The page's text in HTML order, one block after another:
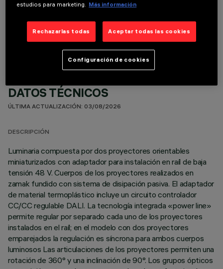
COMPONENTES OPCIONALES
DATOS TÉCNICOS
ÚLTIMA ACTUALIZACIÓN: 03/08/2026
DESCRIPCIÓN
Luminaria compuesta por dos proyectores orientables
miniaturizados con adaptador para instalación en raíl de baja
tensión 48 V. Cuerpos de los proyectores realizados en
zamak fundido con sistema de disipación pasiva. El adaptador
de material termoplástico incluye un circuito controlador
CC/CC regulable DALI. La tecnología integrada «power line»
permite regular por separado cada uno de los proyectores
instalados en el raíl; en el modelo con dos proyectores
emparejados la regulación es síncrona para ambos cuerpos
luminosos Las articulaciones de los proyectores permiten una
rotación de 360° y una inclinación de 90°. Los grupos ópticos
estudios para marketing. Más información
Rechazarlas todas Aceptar todas las cookies
Configuración de cookies